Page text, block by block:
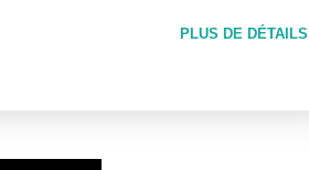
PLUS DE DÉTAILS